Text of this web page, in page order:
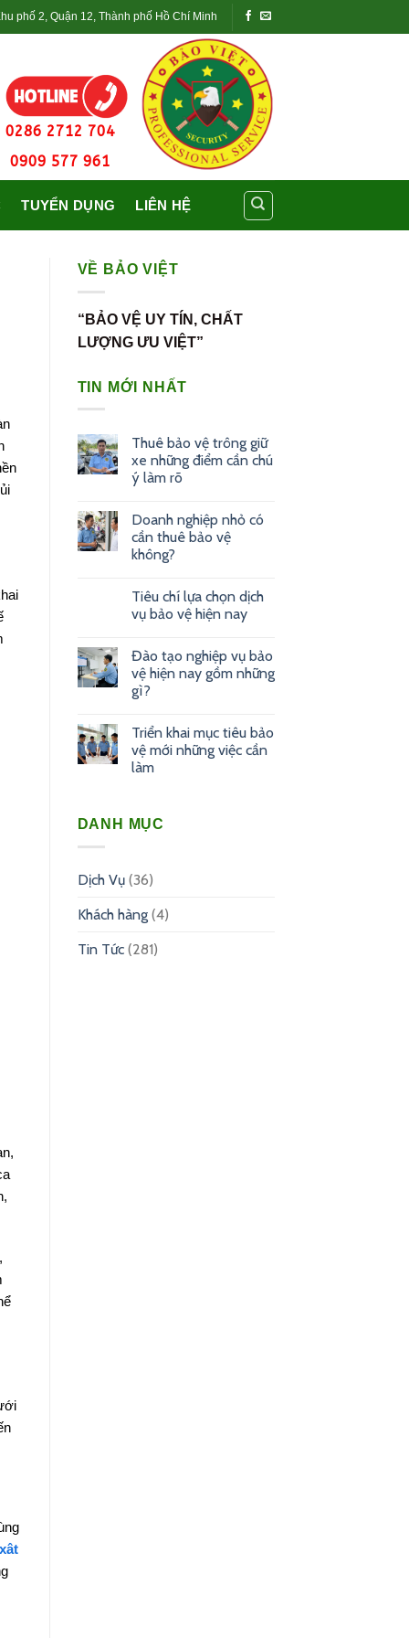
phố 2, Quận 12, Thành phố Hồ Chí Minh
0286 2712 704
0909 577 961
TUYỂN DỤNG LIÊN HỆ
VỀ BẢO VIỆT
“BẢO VỆ UY TÍN, CHẤT
LƯỢNG ƯU VIỆT”
TIN MỚI NHẤT
Thuê bảo vệ trông giữ
xe những điểm cần chú
ý làm rõ
Doanh nghiệp nhỏ có
cần thuê bảo vệ
không?
Tiêu chí lựa chọn dịch
vụ bảo vệ hiện nay
Đào tạo nghiệp vụ bảo
vệ hiện nay gồm những
gì?
Triển khai mục tiêu bảo
vệ mới những việc cần
làm
DANH MỤC
Dịch Vụ(36)
Khách hàng(4)
Tin Tức(281)